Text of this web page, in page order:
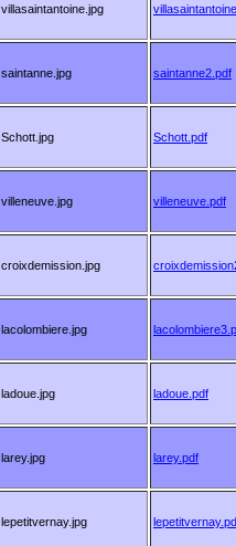
villasaintantoine.jpg
saintanne.jpg saintanne2.pdf
Schott.jpg Schott.pdf
villeneuve.jpg villeneuve.pdf
croixdemission.jpg
lacolombiere.jpg
ladoue.jpg ladoue.pdf
larey.jpg larey.pdf
lepetitvernay.jpg